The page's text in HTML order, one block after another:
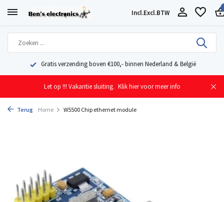
Incl.Excl.BTW
Geleverd uit eigen voorraad vanuit ons magazijn in Nederland
Let op !!! Vakantie sluiting. Klik hier voor meer info
Terug Home W5500 Chip ethernet module